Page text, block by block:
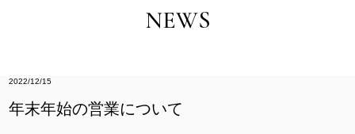
NEWS
2022/12/15
年末年始の営業について